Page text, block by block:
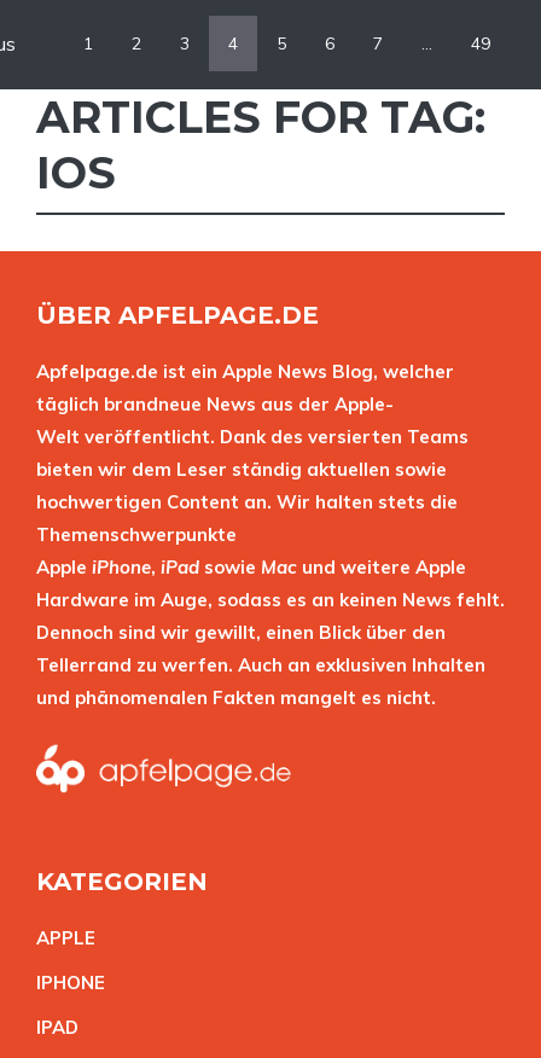
1 2 3 4 5 6 7 … 49
ARTICLES FOR TAG:
IOS
ÜBER APFELPAGE.DE
Apfelpage.de ist ein Apple News Blog, welcher
täglich brandneue News aus der Apple-
Welt veröffentlicht. Dank des versierten Teams
bieten wir dem Leser ständig aktuellen sowie
hochwertigen Content an. Wir halten stets die
Themenschwerpunkte
Apple iPhone, iPad sowie Mac und weitere Apple
Hardware im Auge, sodass es an keinen News fehlt.
Dennoch sind wir gewillt, einen Blick über den
Tellerrand zu werfen. Auch an exklusiven Inhalten
und phänomenalen Fakten mangelt es nicht.
KATEGORIEN
APPLE
IPHONE
IPAD